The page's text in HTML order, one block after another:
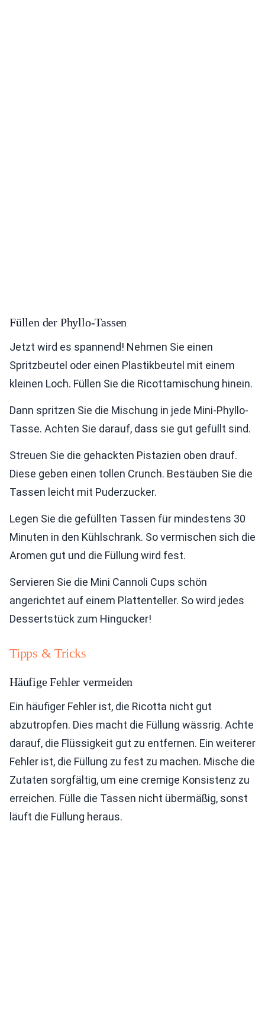
Füllen der Phyllo-Tassen
Jetzt wird es spannend! Nehmen Sie einen
Spritzbeutel oder einen Plastikbeutel mit einem
kleinen Loch. Füllen Sie die Ricottamischung hinein.
Dann spritzen Sie die Mischung in jede Mini-Phyllo-
Tasse. Achten Sie darauf, dass sie gut gefüllt sind.
Streuen Sie die gehackten Pistazien oben drauf.
Diese geben einen tollen Crunch. Bestäuben Sie die
Tassen leicht mit Puderzucker.
Legen Sie die gefüllten Tassen für mindestens 30
Minuten in den Kühlschrank. So vermischen sich die
Aromen gut und die Füllung wird fest.
Servieren Sie die Mini Cannoli Cups schön
angerichtet auf einem Plattenteller. So wird jedes
Dessertstück zum Hingucker!
Tipps & Tricks
Häufige Fehler vermeiden
Ein häufiger Fehler ist, die Ricotta nicht gut
abzutropfen. Dies macht die Füllung wässrig. Achte
darauf, die Flüssigkeit gut zu entfernen. Ein weiterer
Fehler ist, die Füllung zu fest zu machen. Mische die
Zutaten sorgfältig, um eine cremige Konsistenz zu
erreichen. Fülle die Tassen nicht übermäßig, sonst
läuft die Füllung heraus.